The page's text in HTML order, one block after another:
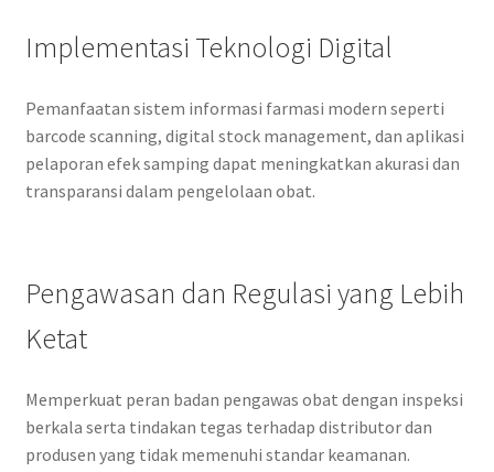
Implementasi Teknologi Digital
Pemanfaatan sistem informasi farmasi modern seperti
barcode scanning, digital stock management, dan aplikasi
pelaporan efek samping dapat meningkatkan akurasi dan
transparansi dalam pengelolaan obat.
Pengawasan dan Regulasi yang Lebih
Ketat
Memperkuat peran badan pengawas obat dengan inspeksi
berkala serta tindakan tegas terhadap distributor dan
produsen yang tidak memenuhi standar keamanan.